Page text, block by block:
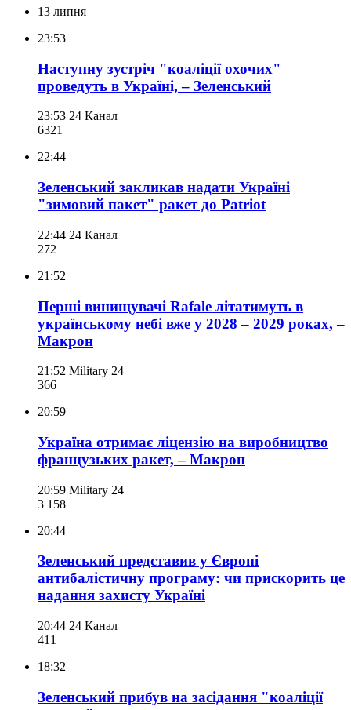
13 липня
23:53
Наступну зустріч "коаліції охочих"
проведуть в Україні, – Зеленський
23:53 24 Канал
6321
22:44
Зеленський закликав надати Україні
"зимовий пакет" ракет до Patriot
22:44 24 Канал
272
21:52
Перші винищувачі Rafale літатимуть в
українському небі вже у 2028 – 2029 роках, –
Макрон
21:52 Military 24
366
20:59
Україна отримає ліцензію на виробництво
французьких ракет, – Макрон
20:59 Military 24
3 158
20:44
Зеленський представив у Європі
антибалістичну програму: чи прискорить це
надання захисту Україні
20:44 24 Канал
411
18:32
Зеленський прибув на засідання "коаліції